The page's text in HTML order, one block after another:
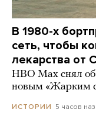
В 1980-х
сеть, чтобы
лекарства от
HBO Max снял
новым «Жарким
ИСТОРИИ 5 часов